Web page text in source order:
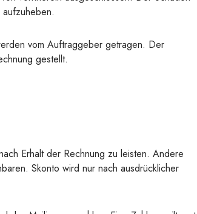
vom Auftraggeber getragen. Der
gestellt.
Erhalt der Rechnung zu leisten. Andere
Skonto wird nur nach ausdrücklicher